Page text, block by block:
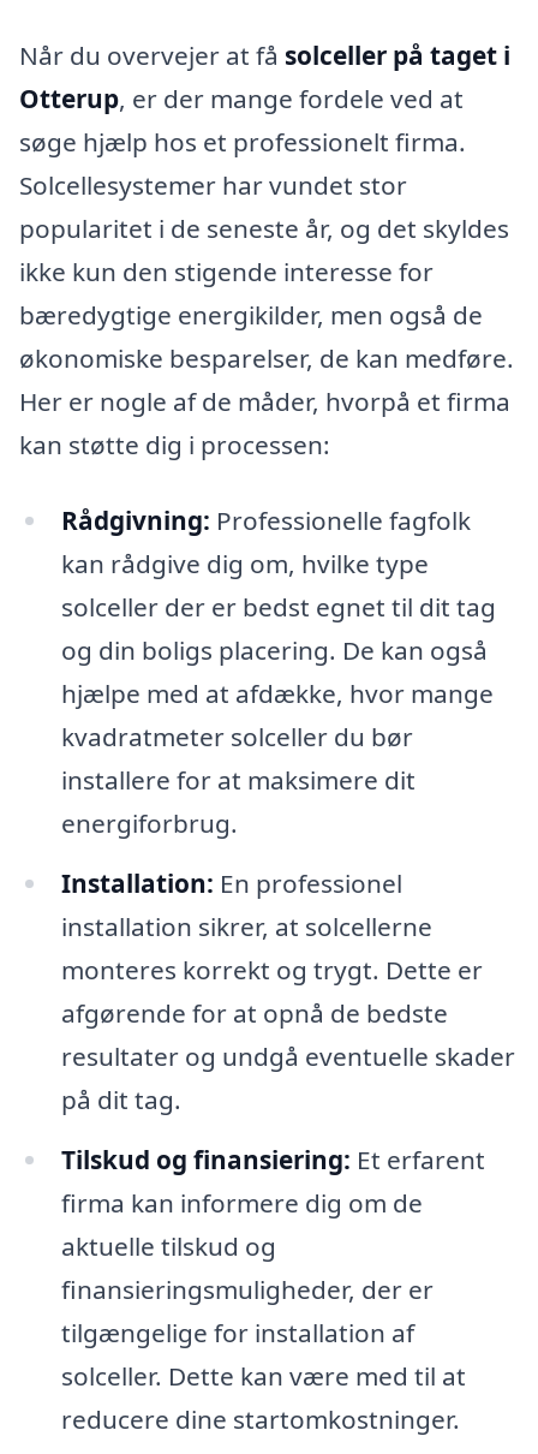
Når du overvejer at få solceller på taget i
Otterup, er der mange fordele ved at
søge hjælp hos et professionelt firma.
Solcellesystemer har vundet stor
popularitet i de seneste år, og det skyldes
ikke kun den stigende interesse for
bæredygtige energikilder, men også de
økonomiske besparelser, de kan medføre.
Her er nogle af de måder, hvorpå et firma
kan støtte dig i processen:
Rådgivning: Professionelle fagfolk
kan rådgive dig om, hvilke type
solceller der er bedst egnet til dit tag
og din boligs placering. De kan også
hjælpe med at afdække, hvor mange
kvadratmeter solceller du bør
installere for at maksimere dit
energiforbrug.
Installation: En professionel
installation sikrer, at solcellerne
monteres korrekt og trygt. Dette er
afgørende for at opnå de bedste
resultater og undgå eventuelle skader
på dit tag.
Tilskud og finansiering: Et erfarent
firma kan informere dig om de
aktuelle tilskud og
finansieringsmuligheder, der er
tilgængelige for installation af
solceller. Dette kan være med til at
reducere dine startomkostninger.